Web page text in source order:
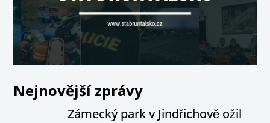
Nejnovější zprávy
Zámecký park v Jindřichově ožil